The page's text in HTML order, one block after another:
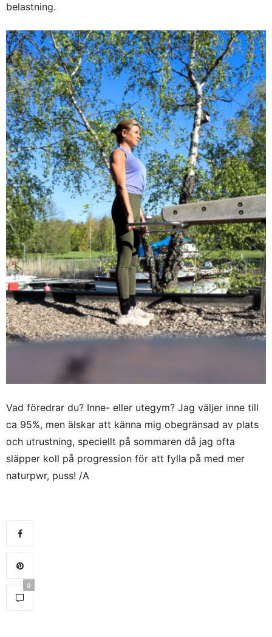
belastning.
Vad föredrar du? Inne- eller utegym? Jag väljer inne till
ca 95%, men älskar att känna mig obegränsad av plats
och utrustning, speciellt på sommaren då jag ofta
släpper koll på progression för att fylla på med mer
naturpwr, puss! /A
0